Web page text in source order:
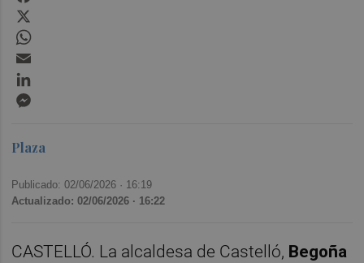
Plaza
Publicado: 02/06/2026 · 16:19
Actualizado: 02/06/2026 · 16:22
CASTELLÓ. La alcaldesa de Castelló, Begoña